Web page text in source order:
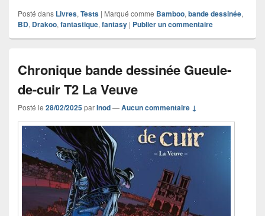
Posté dans Livres, Tests | Marqué comme Bamboo, bande dessinée,
BD, Drakoo, fantastique, fantasy | Publier un commentaire
Chronique bande dessinée Gueule-
de-cuir T2 La Veuve
Posté le 28/02/2025parInod—Aucun commentaire ↓